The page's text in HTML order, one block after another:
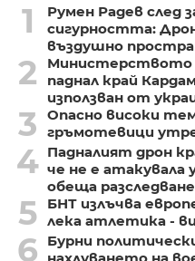
1
Румен Радев след
сигурността:
въздушно
2
Министерството
паднал край
използван от
3
Опасно високи
гръмотевици
4 Падналият дрон
че не е атакувала
обеща разследване
5
БНТ излъчва
лека атлетика -
6
Бурни